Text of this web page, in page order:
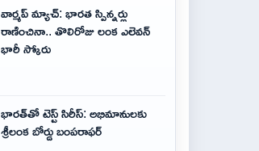
వార్మప్ మ్యాచ్: భారత స్పిన్నర్లు
రాణించినా.. తొలిరోజు లంక ఎలెవన్
భారీ స్కోరు
భారత్‌తో టెస్ట్ సిరీస్: అభిమానులకు
శ్రీలంక బోర్డు బంపరాఫర్